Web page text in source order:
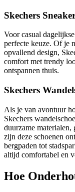
Skechers
Voor casual
perfecte keuze. Of je
opvallend design,
comfort met trendy
ontspannen thuis.
Skechers
Als je van avontuur
Skechers
duurzame materialen,
zijn deze schoenen
bergpaden tot
altijd comfortabel en
Hoe